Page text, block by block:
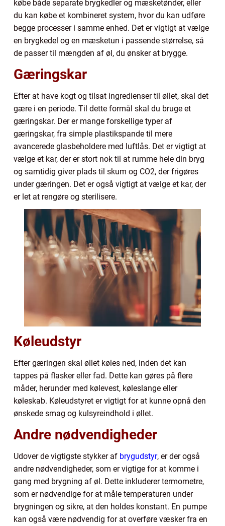
købe både separate brygkedler og mæsketønder, eller
du kan købe et kombineret system, hvor du kan udføre
begge processer i samme enhed. Det er vigtigt at vælge
en brygkedel og en mæsketun i passende størrelse, så
de passer til mængden af øl, du ønsker at brygge.
Gæringskar
Efter at have kogt og tilsat ingredienser til øllet, skal det
gære i en periode. Til dette formål skal du bruge et
gæringskar. Der er mange forskellige typer af
gæringskar, fra simple plastikspande til mere
avancerede glasbeholdere med luftlås. Det er vigtigt at
vælge et kar, der er stort nok til at rumme hele din bryg
og samtidig giver plads til skum og CO2, der frigøres
under gæringen. Det er også vigtigt at vælge et kar, der
er let at rengøre og sterilisere.
Køleudstyr
Efter gæringen skal øllet køles ned, inden det kan
tappes på flasker eller fad. Dette kan gøres på flere
måder, herunder med kølevest, køleslange eller
køleskab. Køleudstyret er vigtigt for at kunne opnå den
ønskede smag og kulsyreindhold i øllet.
Andre nødvendigheder
Udover de vigtigste stykker af brygudstyr, er der også
andre nødvendigheder, som er vigtige for at komme i
gang med brygning af øl. Dette inkluderer termometre,
som er nødvendige for at måle temperaturen under
brygningen og sikre, at den holdes konstant. En pumpe
kan også være nødvendig for at overføre væsker fra en